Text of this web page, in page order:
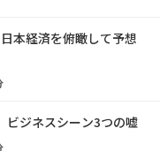
本経済を俯瞰して予想
ジネスシーン3つの嘘